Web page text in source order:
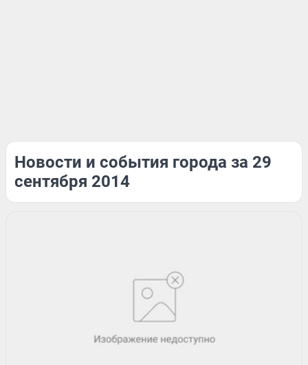
Новости и события города за 29
сентября 2014